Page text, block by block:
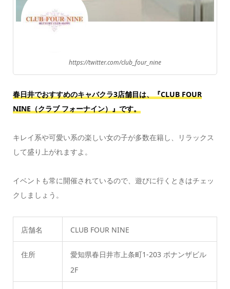
https://twitter.com/club_four_nine
春日井でおすすめのキャバクラ3店舗目は、『CLUB FOUR
NINE（クラブ フォーナイン）』です。
キレイ系や可愛い系の楽しい女の子が多数在籍し、リラックス
して盛り上がれますよ。
イベントも常に開催されているので、遊びに行くときはチェッ
クしましょう。
店舗名 CLUB FOUR NINE
住所
愛知県春日井市上条町1-203 ボナンザビル
2F